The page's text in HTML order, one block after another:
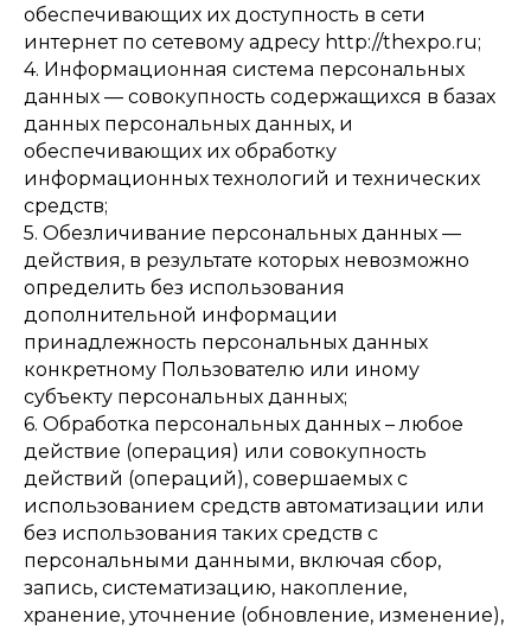
обеспечивающих их доступность в сети
интернет по сетевому адресу http://thexpo.ru;
4. Информационная система персональных
данных — совокупность содержащихся в базах
данных персональных данных, и
обеспечивающих их обработку
информационных технологий и технических
средств;
5. Обезличивание персональных данных —
действия, в результате которых невозможно
определить без использования
дополнительной информации
принадлежность персональных данных
конкретному Пользователю или иному
субъекту персональных данных;
6. Обработка персональных данных – любое
действие (операция) или совокупность
действий (операций), совершаемых с
использованием средств автоматизации или
без использования таких средств с
персональными данными, включая сбор,
запись, систематизацию, накопление,
хранение, уточнение (обновление, изменение),